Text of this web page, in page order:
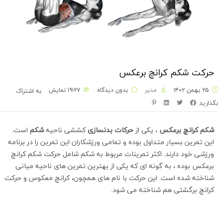
حرکت شکم کرانچ برعکس
مدیر بدون دیدگاه نمایش
به اشتراک
بگذارید
شکم کرانچ برعکس ، یکی ازحرکات بدنسازیکششی ناحیهشکم است.
این تمرین بسیار متداول بوده و تمامی ورزشکاران این تمرین را در برنامه
ورزشی خود دارند. اکثر تمرینات مربوط به شکم شامل حرکت شکم کرانچ
برعکس بوده ، به گونه ای که یکی از بهترین تمرین های ناحیه میانی
شناخته شده است. این حرکت با نام های همچون، کرانچ معکوس و حرکت
کرانچ برگشتی هم شناخته می شود.